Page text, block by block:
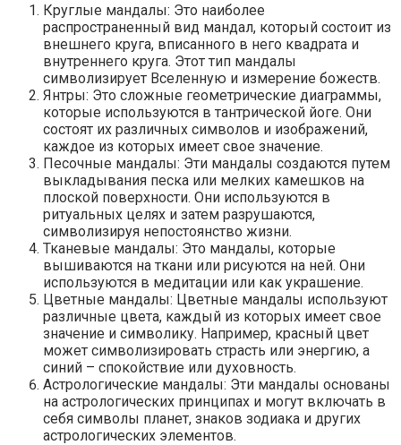
Круглые мандалы: Это наиболее
распространенный вид мандал, который состоит из
внешнего круга, вписанного в него квадрата и
внутреннего круга. Этот тип мандалы
символизирует Вселенную и измерение божеств.
Янтры: Это сложные геометрические диаграммы,
которые используются в тантрической йоге. Они
состоят их различных символов и изображений,
каждое из которых имеет свое значение.
Песочные мандалы: Эти мандалы создаются путем
выкладывания песка или мелких камешков на
плоской поверхности. Они используются в
ритуальных целях и затем разрушаются,
символизируя непостоянство жизни.
Тканевые мандалы: Это мандалы, которые
вышиваются на ткани или рисуются на ней. Они
используются в медитации или как украшение.
Цветные мандалы: Цветные мандалы используют
различные цвета, каждый из которых имеет свое
значение и символику. Например, красный цвет
может символизировать страсть или энергию, а
синий – спокойствие или духовность.
Астрологические мандалы: Эти мандалы основаны
на астрологических принципах и могут включать в
себя символы планет, знаков зодиака и других
астрологических элементов.